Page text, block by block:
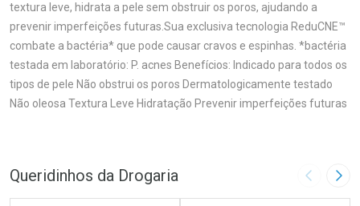
textura leve, hidrata a pele sem obstruir os poros, ajudando a
prevenir imperfeições futuras.Sua exclusiva tecnologia ReduCNE™
combate a bactéria* que pode causar cravos e espinhas. *bactéria
testada em laboratório: P. acnes Benefícios: Indicado para todos os
tipos de pele Não obstrui os poros Dermatologicamente testado
Não oleosa Textura Leve Hidratação Prevenir imperfeições futuras
Queridinhos da Drogaria Imagem